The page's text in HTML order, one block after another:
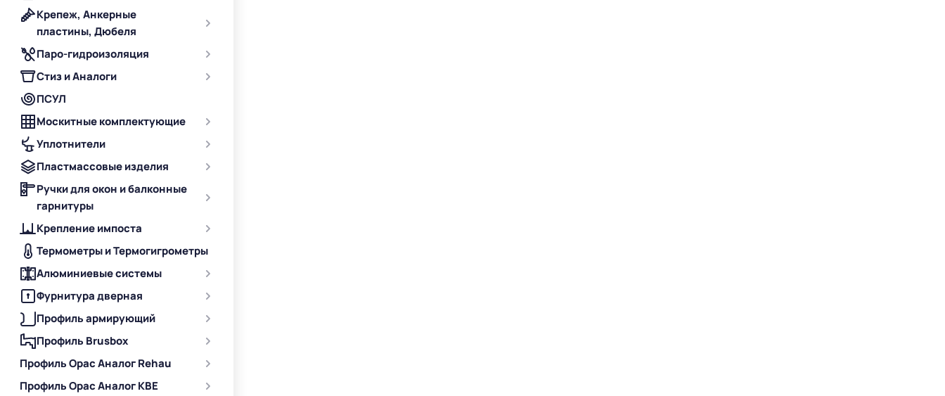
Крепеж, Анкерные
пластины, Дюбеля
Паро-гидроизоляция
Стиз и Аналоги
ПСУЛ
Москитные комплектующие
Уплотнители
Пластмассовые изделия
Ручки для окон и балконные
гарнитуры
Крепление импоста
Термометры и Термогигрометры
Алюминиевые системы
Фурнитура дверная
Профиль армирующий
Профиль Brusbox
Профиль Орас Аналог Rehau
Профиль Орас Аналог KBE